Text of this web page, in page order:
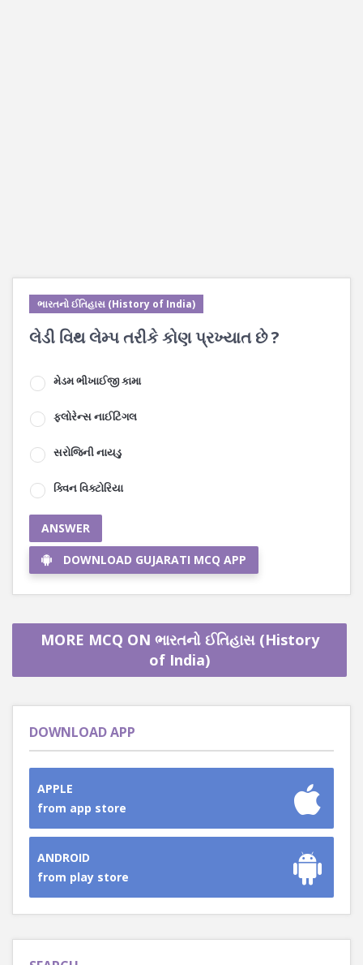
ભારતનો ઈતિહાસ (History of India)
લેડી વિથ લેમ્પ તરીકે કોણ પ્રખ્યાત છે ?
મેડમ ભીખાઈજી કામા
ફ્લોરેન્સ નાઈટિંગલ
સરોજિની નાયડુ
ક્વિન વિક્ટોરિયા
ANSWER
DOWNLOAD GUJARATI MCQ APP
MORE MCQ ON ભારતનો ઈતિહાસ (History
of India)
DOWNLOAD APP
APPLE
from app store
ANDROID
from play store